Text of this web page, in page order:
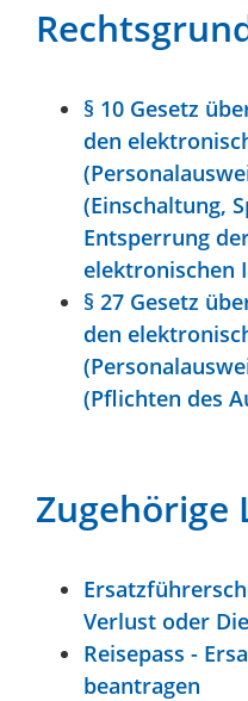
§ 10 Gesetz
den
(Einschaltung,
Entsperrung
elektronischen
§ 27 Gesetz
den
(Pflichten des
Zugehörige
Verlust oder
Reisepass -
beantragen